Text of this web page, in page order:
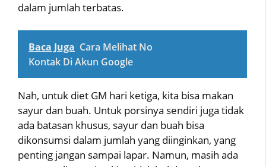
dalam jumlah terbatas.
Baca Juga Cara Melihat No
Kontak Di Akun Google
Nah, untuk diet GM hari ketiga, kita bisa makan
sayur dan buah. Untuk porsinya sendiri juga tidak
ada batasan khusus, sayur dan buah bisa
dikonsumsi dalam jumlah yang diinginkan, yang
penting jangan sampai lapar. Namun, masih ada